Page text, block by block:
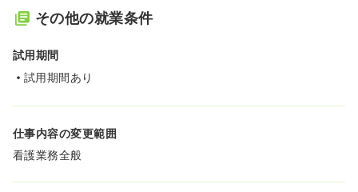
その他の就業条件
試用期間
試用期間あり
仕事内容の変更範囲
看護業務全般